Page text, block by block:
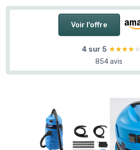
Voir l'offre
4 sur 5 ★★★★★
★★★★★
854 avis